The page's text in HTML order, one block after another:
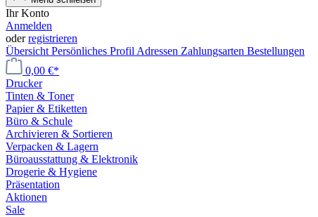
Ihr Konto
Anmelden
oderregistrieren
Übersicht Persönliches Profil Adressen Zahlungsarten Bestellungen
0,00 €*
Drucker
Tinten & Toner
Papier & Etiketten
Büro & Schule
Archivieren & Sortieren
Verpacken & Lagern
Büroausstattung & Elektronik
Drogerie & Hygiene
Präsentation
Aktionen
Sale